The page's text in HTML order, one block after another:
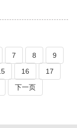
7 8
9
16
17
下一页